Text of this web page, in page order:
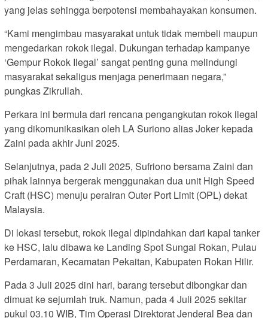
yang jelas sehingga berpotensi membahayakan konsumen.
“Kami mengimbau masyarakat untuk tidak membeli maupun
mengedarkan rokok ilegal. Dukungan terhadap kampanye
‘Gempur Rokok Ilegal’ sangat penting guna melindungi
masyarakat sekaligus menjaga penerimaan negara,”
pungkas Zikrullah.
Perkara ini bermula dari rencana pengangkutan rokok ilegal
yang dikomunikasikan oleh LA Suriono alias Joker kepada
Zaini pada akhir Juni 2025.
Selanjutnya, pada 2 Juli 2025, Sufriono bersama Zaini dan
pihak lainnya bergerak menggunakan dua unit High Speed
Craft (HSC) menuju perairan Outer Port Limit (OPL) dekat
Malaysia.
Di lokasi tersebut, rokok ilegal dipindahkan dari kapal tanker
ke HSC, lalu dibawa ke Landing Spot Sungai Rokan, Pulau
Perdamaran, Kecamatan Pekaitan, Kabupaten Rokan Hilir.
Pada 3 Juli 2025 dini hari, barang tersebut dibongkar dan
dimuat ke sejumlah truk. Namun, pada 4 Juli 2025 sekitar
pukul 03.10 WIB, Tim Operasi Direktorat Jenderal Bea dan